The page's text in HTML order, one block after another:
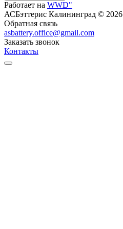
Работает на WWD"
АСБэттерис Калининград © 2026
Обратная связь
asbattery.office@gmail.com
Заказать звонок
Контакты